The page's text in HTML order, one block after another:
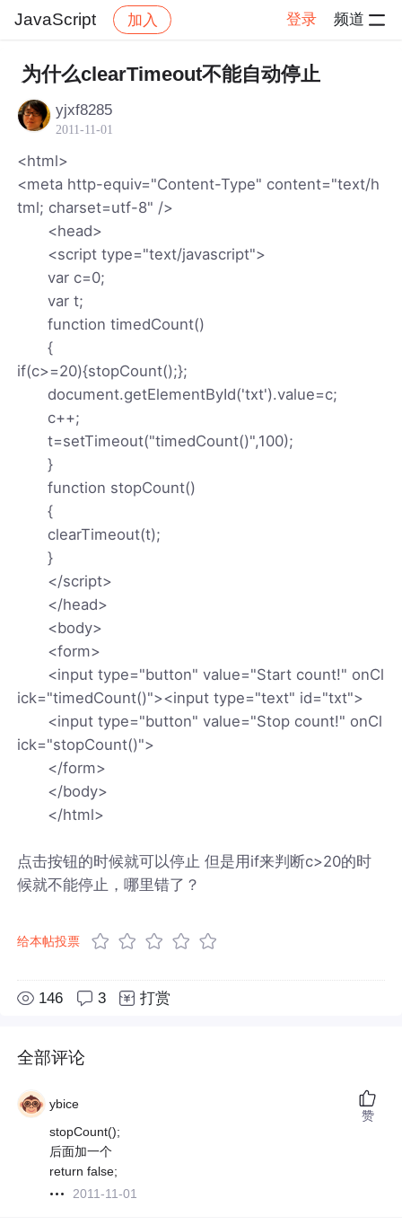
JavaScript 加入 登录 频道
社区 JavaScript 帖子详情
为什么clearTimeout不能自动停止
yjxf8285
2011-11-01
<html>
<meta http-equiv="Content-Type" content="text/h
tml; charset=utf-8" />
<head>
<script type="text/javascript">
var c=0;
var t;
function timedCount()
{
if(c>=20){stopCount();};
document.getElementById('txt').value=c;
c++;
t=setTimeout("timedCount()",100);
}
function stopCount()
{
clearTimeout(t);
}
</script>
</head>
<body>
<form>
<input type="button" value="Start count!" onCl
ick="timedCount()"><input type="text" id="txt">
<input type="button" value="Stop count!" onCl
ick="stopCount()">
</form>
</body>
</html>
点击按钮的时候就可以停止 但是用if来判断c>20的时
候就不能停止，哪里错了？
给本帖投票
146 3 打赏
全部评论
ybice
stopCount();
后面加一个
return false;
2011-11-01
赞